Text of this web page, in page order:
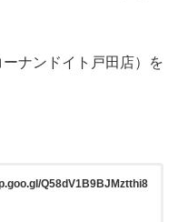
ナンドイト戸田店）を
Q58dV1B9BJMztthi8